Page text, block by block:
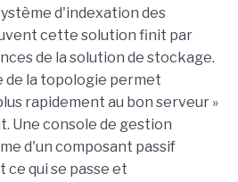
d'indexation des
cette solution finit par
de la solution de stockage.
de la topologie permet
rapidement au bon serveur »
Une console de gestion
d'un composant passif
qui se passe et